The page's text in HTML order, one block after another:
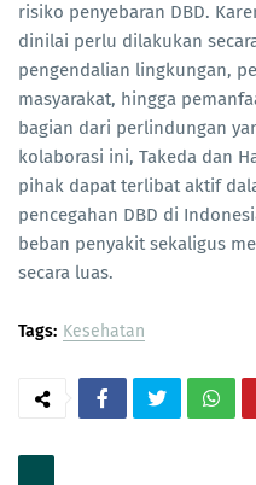
risiko penyebaran DBD.
dinilai perlu dilakukan
pengendalian lingkungan,
masyarakat, hingga
bagian dari perlindungan
kolaborasi ini, Takeda dan
pihak dapat terlibat aktif
pencegahan DBD di
beban penyakit sekaligus
secara luas.
Tags: Kesehatan